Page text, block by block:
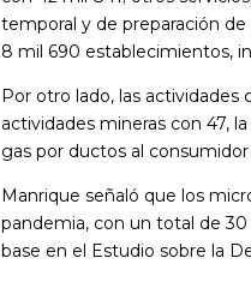
temporal y de preparación
8 mil 690 establecimientos,
Por otro lado, las
actividades mineras con 47,
gas por ductos al
Manrique señaló que los
pandemia, con un total de 30
base en el Estudio sobre la